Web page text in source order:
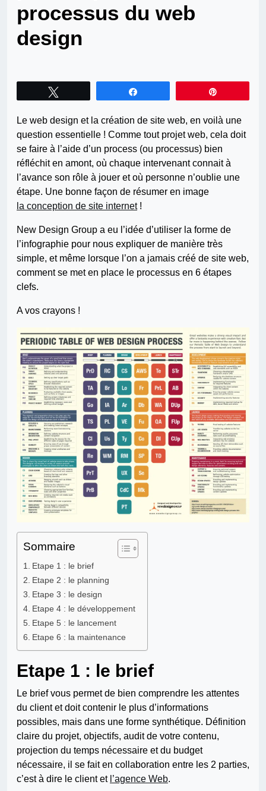
processus du web
design
Le web design et la création de site web, en voilà une
question essentielle ! Comme tout projet web, cela doit
se faire à l’aide d’un process (ou processus) bien
réfléchit en amont, où chaque intervenant connait à
l’avance son rôle à jouer et où personne n’oublie une
étape. Une bonne façon de résumer en image
la conception de site internet!
New Design Group a eu l’idée d’utiliser la forme de
l’infographie pour nous expliquer de manière très
simple, et même lorsque l’on a jamais créé de site web,
comment se met en place le processus en 6 étapes
clefs.
A vos crayons !
Sommaire
Etape 1 : le brief
Etape 2 : le planning
Etape 3 : le design
Etape 4 : le développement
Etape 5 : le lancement
Etape 6 : la maintenance
Etape 1 : le brief
Le brief vous permet de bien comprendre les attentes
du client et doit contenir le plus d’informations
possibles, mais dans une forme synthétique. Définition
claire du projet, objectifs, audit de votre contenu,
projection du temps nécessaire et du budget
nécessaire, il se fait en collaboration entre les 2 parties,
c’est à dire le client et l’agence Web.